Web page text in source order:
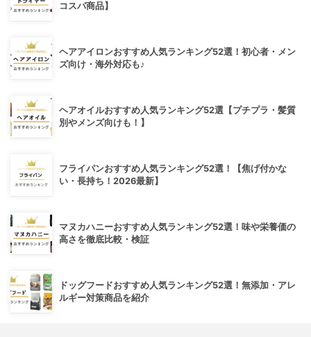
コスパ商品】
ヘアアイロンおすすめ人気ランキング52選！初心者・メン
ズ向け・海外対応も♪
ヘアオイルおすすめ人気ランキング52選【プチプラ・髪質
別やメンズ向けも！】
フライパンおすすめ人気ランキング52選！【焦げ付かな
い・長持ち！2026最新】
マヌカハニーおすすめ人気ランキング52選！味や栄養価の
高さを徹底比較・検証
ドッグフードおすすめ人気ランキング52選！無添加・アレ
ルギー対策商品を紹介